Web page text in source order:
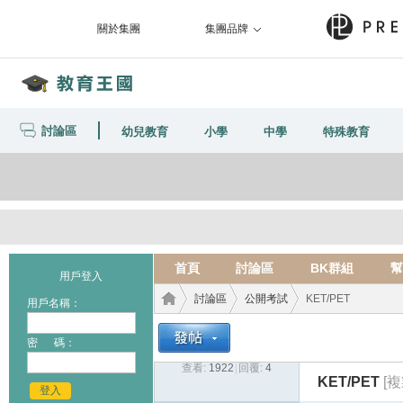
關於集團 集團品牌
討論區 幼兒教育 小學 中學 特殊教育
用戶登入
用戶名稱：
密 碼：
登入
首頁 討論區 BK群組
討論區
›
公開考試 KET/PET
查看: 1922 回覆: 4
KET/PET [